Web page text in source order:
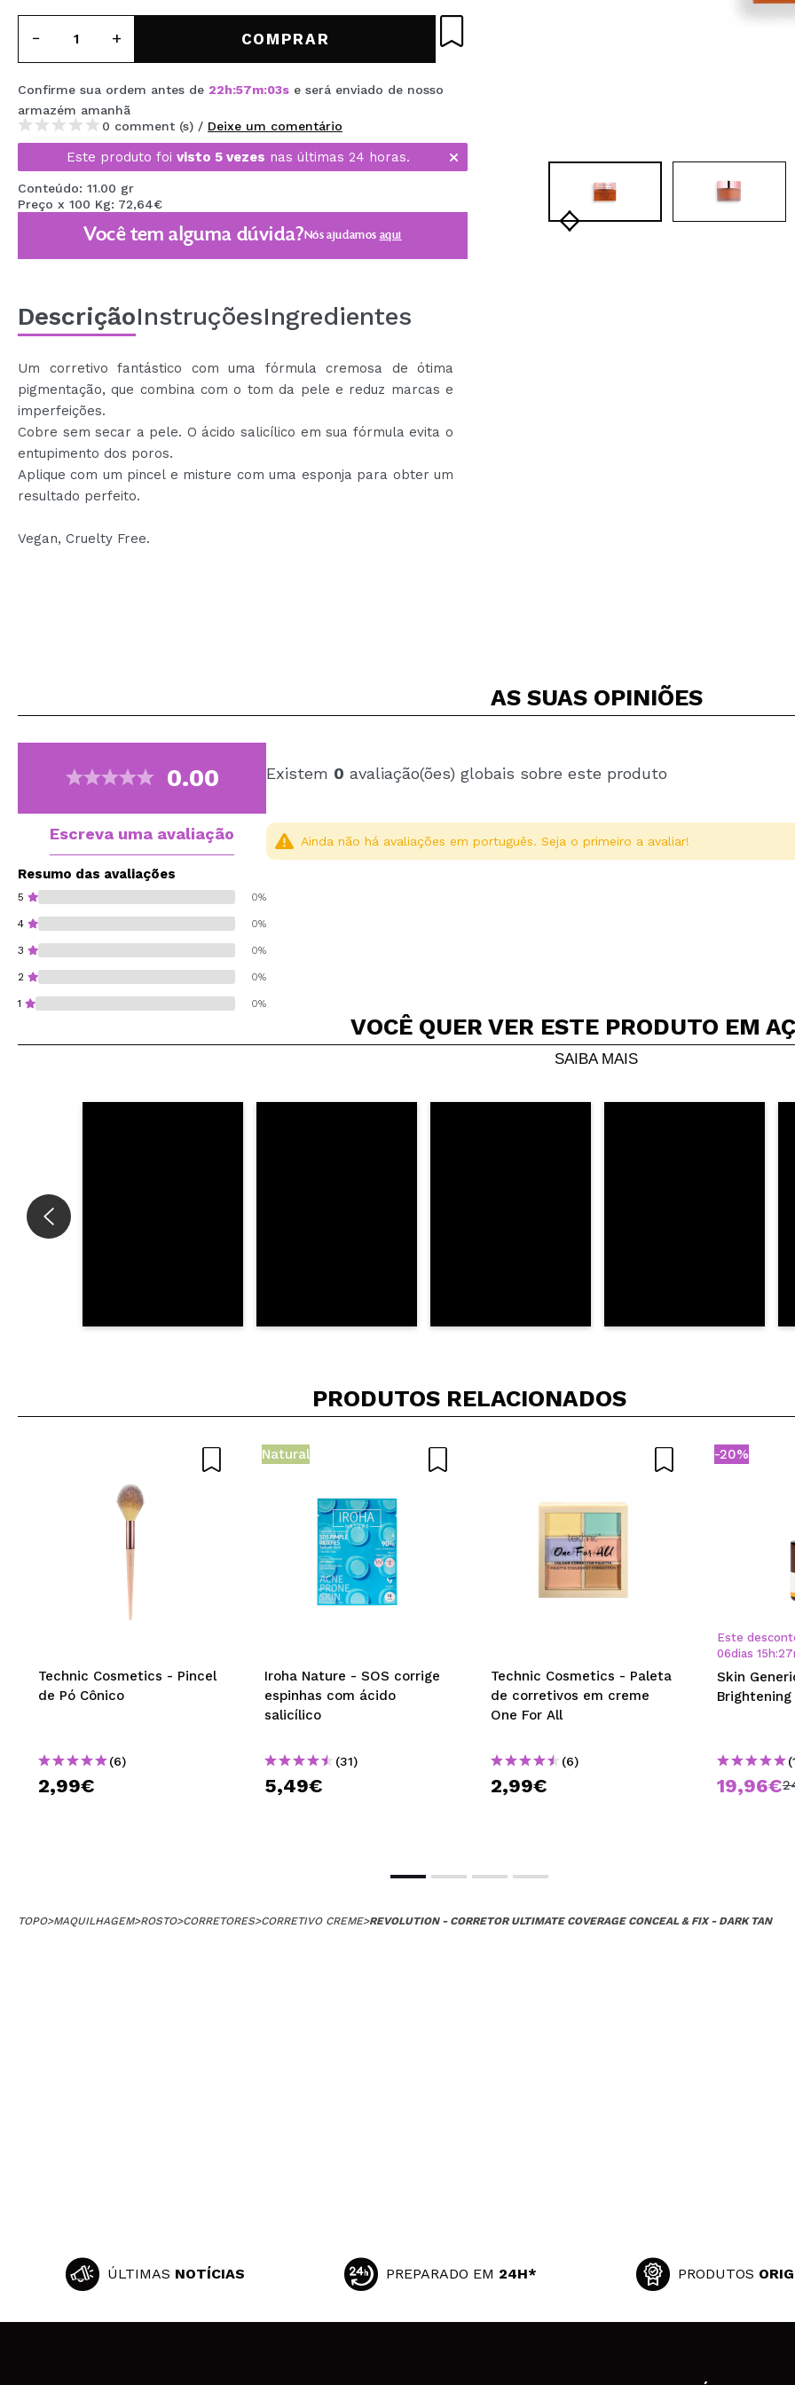
MAQUIFARMA
TRAVEL SIZE
NATURE
DESCONTOS
OUTLET
ELES VOLTARAM!
BLOG
COMPRAR
Confirme sua ordem antes de 22h:57m:03s e será enviado de nosso
armazém amanhã
0 comment (s) / Deixe um comentário
Este produto foi visto 5 vezes nas últimas 24 horas.
Conteúdo: 11.00 gr
Preço x 100 Kg: 72,64€
Você tem alguma dúvida?Nós ajudamos aqui
DescriçãoInstruçõesIngredientes
Um corretivo fantástico com uma fórmula cremosa de ótima
pigmentação, que combina com o tom da pele e reduz marcas e
imperfeições.
Cobre sem secar a pele. O ácido salicílico em sua fórmula evita o
entupimento dos poros.
Aplique com um pincel e misture com uma esponja para obter um
resultado perfeito.
Vegan, Cruelty Free.
AS SUAS OPINIÕES
0.00
Escreva uma avaliação
Resumo das avaliações
5 0%
4 0%
3 0%
2 0%
1 0%
Existem 0 avaliação(ões) globais sobre este produto
Compartilhar um vídeo ou uma foto
Recomenda esta compra? Sim Não 5/
Ainda não há avaliações em português. Seja o primeiro a avaliar!
VOCÊ QUER VER ESTE PRODUTO EM
SAIBA MAIS
PRODUTOS RELACIONADOS
Technic Cosmetics - Pincel
de Pó Cônico
(6)
2,99€
Natural
Iroha Nature - SOS corrige
espinhas com ácido
salicílico
(31)
5,49€
Technic Cosmetics - Paleta
de corretivos em creme
One For All
(6)
2,99€
-20%
Este
06dias 15 h:27
Skin
Brightening
19,96€
TOPO>MAQUILHAGEM>ROSTO>CORRETORES>CORRETIVO CREME>REVOLUTION - CORRETOR ULTIMATE COVERAGE CONCEAL & FIX - DARK TAN
ÚLTIMAS NOTÍCIAS PREPARADO EM 24H* PRODUTOS